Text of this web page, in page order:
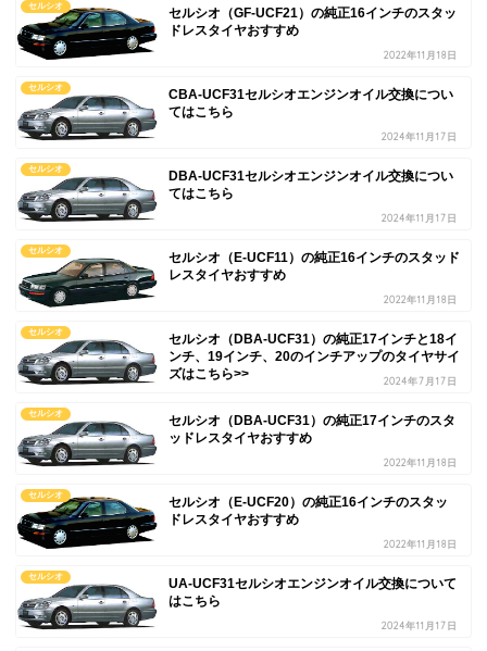
セルシオ
セルシオ（GF-UCF21）の純正16インチのスタッ
ドレスタイヤおすすめ
2022年11月18日
セルシオ
CBA-UCF31セルシオエンジンオイル交換につい
てはこちら
2024年11月17日
セルシオ
DBA-UCF31セルシオエンジンオイル交換につい
てはこちら
2024年11月17日
セルシオ
セルシオ（E-UCF11）の純正16インチのスタッド
レスタイヤおすすめ
2022年11月18日
セルシオ
セルシオ（DBA-UCF31）の純正17インチと18イ
ンチ、19インチ、20のインチアップのタイヤサイ
ズはこちら>>
2024年7月17日
セルシオ
セルシオ（DBA-UCF31）の純正17インチのスタ
ッドレスタイヤおすすめ
2022年11月18日
セルシオ
セルシオ（E-UCF20）の純正16インチのスタッ
ドレスタイヤおすすめ
2022年11月18日
セルシオ
UA-UCF31セルシオエンジンオイル交換について
はこちら
2024年11月17日